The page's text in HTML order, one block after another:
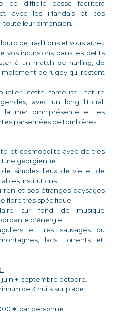
ce difficile passé facilitera
avec les irlandais et ces
leur dimension.
lourd de traditions et vous aurez
vos incursions dans les petits
à un match de hurling, de
de rugby qui restent
cette fameuse nature
avec un long littoral
la mer omniprésente et les
parsemées de tourbières…
et cosmopolite avec de très
géorgienne.
simples lieux de vie et de
institutions !
et ses étranges paysages
flore très spécifique
sur fond de musique
d’énergie.
et très sauvages du
lacs, torrents et
+ septembre octobre.
de 3 nuits sur place
€ par personne